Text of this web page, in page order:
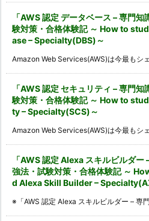
「AWS 認定 データベース – 専門
験対策・合格体験記 ～ How to
ase – Specialty(DBS)～
Amazon Web Services(AWS)は今最もシ
「AWS 認定 セキュリティ – 専門
験対策・合格体験記 ～ How to
ty – Specialty(SCS)～
Amazon Web Services(AWS)は今最もシ
「AWS 認定 Alexa スキルビルダ
強法・試験対策・合格体験記 ～
d Alexa Skill Builder –
※「AWS 認定 Alexa スキルビルダー – 専